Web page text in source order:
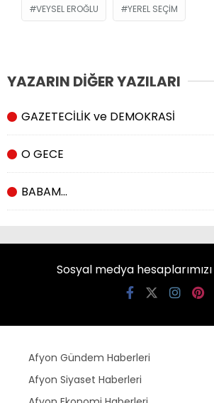
VEYSEL EROĞLU YEREL SEÇIM
YAZARIN DİĞER YAZILARI
GAZETECİLİK ve DEMOKRASİ
O GECE
BABAM…
Sosyal medya
Afyon Gündem Haberleri
Afyon Siyaset Haberleri